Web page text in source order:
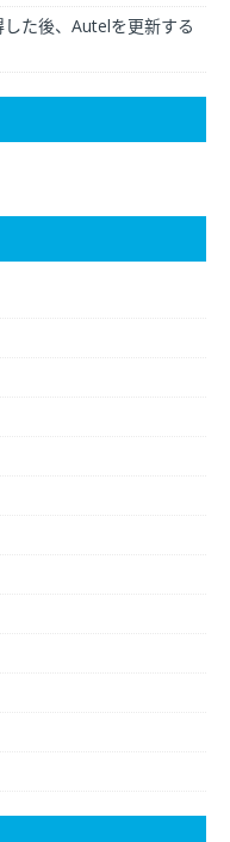
た後、Autelを更新する